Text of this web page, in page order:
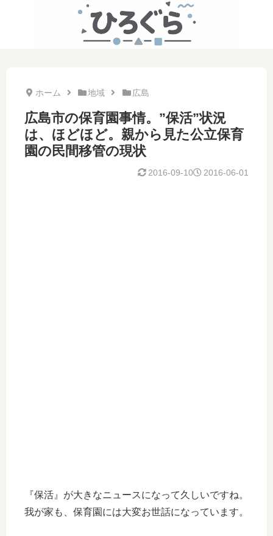
ホーム 地域 広島
広島市の保育園事情。”保活”状況
は、ほどほど。親から見た公立保育
園の民間移管の現状
2016-06-01
2016-09-10
『保活』が大きなニュースになって久しいですね。
我が家も、保育園には大変お世話になっています。